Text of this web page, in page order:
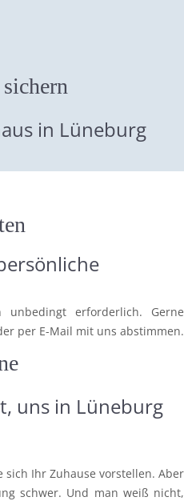
in Lüneburg
erforderlich. Gerne
per E-Mail mit uns abstimmen.
uns in Lüneburg
sich Ihr Zuhause vorstellen. Aber
schwer. Und man weiß nicht,